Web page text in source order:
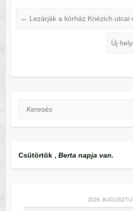
← Lezárják a kórház Knézich utcai
Új
Keresés
Csütörtök , Berta napja van.
2026.